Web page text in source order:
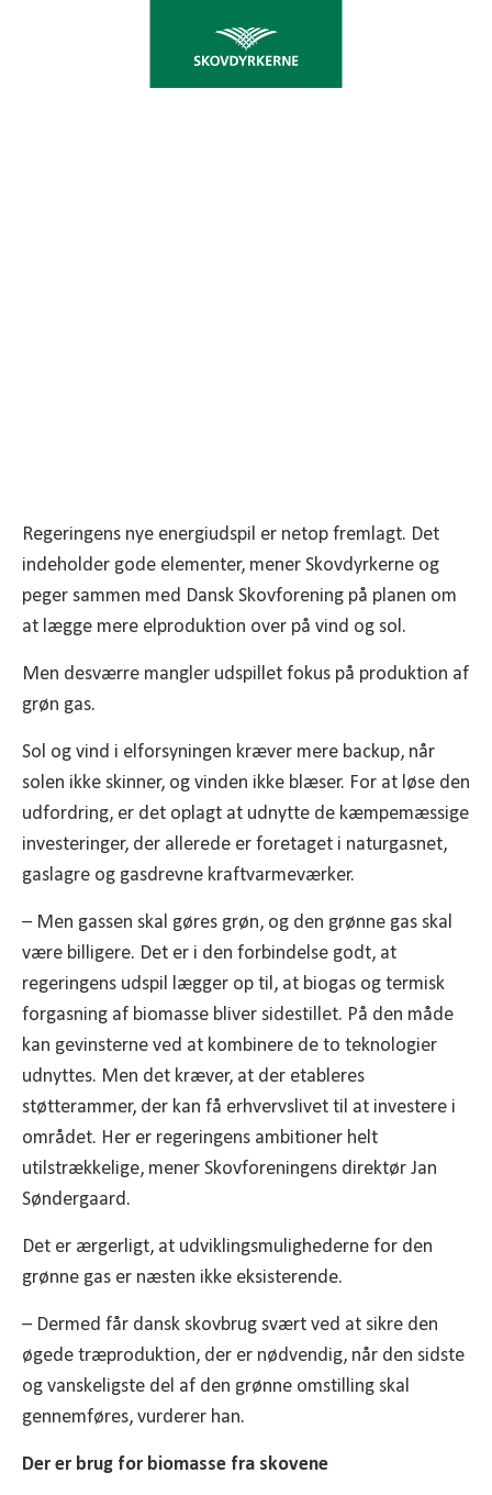
Regeringens nye energiudspil er netop fremlagt. Det
indeholder gode elementer, mener Skovdyrkerne og
peger sammen med Dansk Skovforening på planen om
at lægge mere elproduktion over på vind og sol.
Men desværre mangler udspillet fokus på produktion af
grøn gas.
Sol og vind i elforsyningen kræver mere backup, når
solen ikke skinner, og vinden ikke blæser. For at løse den
udfordring, er det oplagt at udnytte de kæmpemæssige
investeringer, der allerede er foretaget i naturgasnet,
gaslagre og gasdrevne kraftvarmeværker.
– Men gassen skal gøres grøn, og den grønne gas skal
være billigere. Det er i den forbindelse godt, at
regeringens udspil lægger op til, at biogas og termisk
forgasning af biomasse bliver sidestillet. På den måde
kan gevinsterne ved at kombinere de to teknologier
udnyttes. Men det kræver, at der etableres
støtterammer, der kan få erhvervslivet til at investere i
området. Her er regeringens ambitioner helt
utilstrækkelige, mener Skovforeningens direktør Jan
Søndergaard.
Det er ærgerligt, at udviklingsmulighederne for den
grønne gas er næsten ikke eksisterende.
– Dermed får dansk skovbrug svært ved at sikre den
øgede træproduktion, der er nødvendig, når den sidste
og vanskeligste del af den grønne omstilling skal
gennemføres, vurderer han.
Der er brug for biomasse fra skovene